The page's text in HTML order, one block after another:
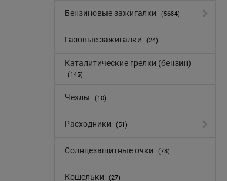
Бензиновые зажигалки (5684)
Газовые зажигалки (24)
Каталитические грелки (бензин)
(145)
Чехлы (10)
Расходники (51)
Солнцезащитные очки (78)
Кошельки (27)